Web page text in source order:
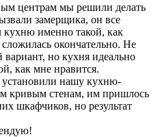
центрам мы решили делать
замерщика, он все
кухню именно такой, как
окончательно. Не
но кухня идеально
как мне нравится.
нашу кухню-
кривым стенам, им пришлось
шкафчиков, но результат